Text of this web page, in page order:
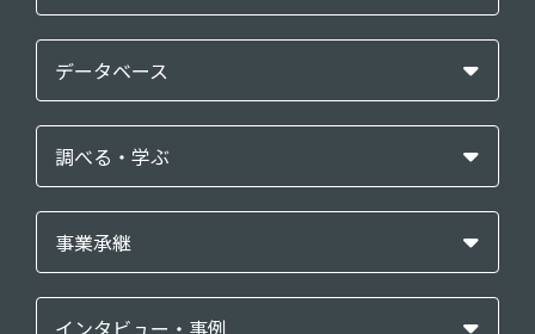
データベース
調べる・学ぶ
事業承継
インタビュー・事例